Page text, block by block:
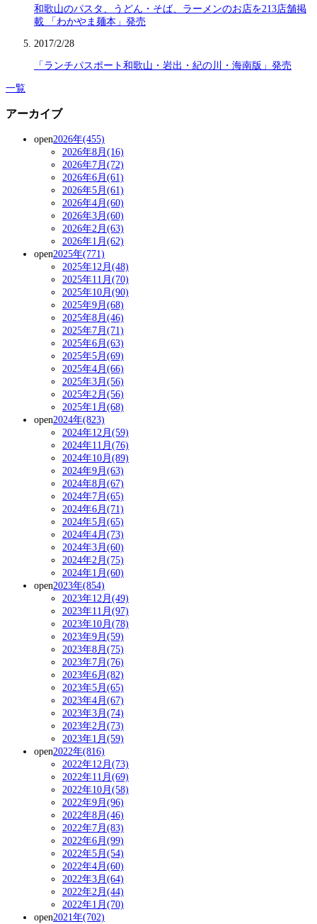
和歌山のパスタ、うどん・そば、ラーメンのお店を213店舗掲
載 「わかやま麺本」発売
2017/2/28
「ランチパスポート和歌山・岩出・紀の川・海南版」発売
一覧
アーカイブ
open2026年(455)
2026年8月(16)
2026年7月(72)
2026年6月(61)
2026年5月(61)
2026年4月(60)
2026年3月(60)
2026年2月(63)
2026年1月(62)
open2025年(771)
2025年12月(48)
2025年11月(70)
2025年10月(90)
2025年9月(68)
2025年8月(46)
2025年7月(71)
2025年6月(63)
2025年5月(69)
2025年4月(66)
2025年3月(56)
2025年2月(56)
2025年1月(68)
open2024年(823)
2024年12月(59)
2024年11月(76)
2024年10月(89)
2024年9月(63)
2024年8月(67)
2024年7月(65)
2024年6月(71)
2024年5月(65)
2024年4月(73)
2024年3月(60)
2024年2月(75)
2024年1月(60)
open2023年(854)
2023年12月(49)
2023年11月(97)
2023年10月(78)
2023年9月(59)
2023年8月(75)
2023年7月(76)
2023年6月(82)
2023年5月(65)
2023年4月(67)
2023年3月(74)
2023年2月(73)
2023年1月(59)
open2022年(816)
2022年12月(73)
2022年11月(69)
2022年10月(58)
2022年9月(96)
2022年8月(46)
2022年7月(83)
2022年6月(99)
2022年5月(54)
2022年4月(60)
2022年3月(64)
2022年2月(44)
2022年1月(70)
open2021年(702)